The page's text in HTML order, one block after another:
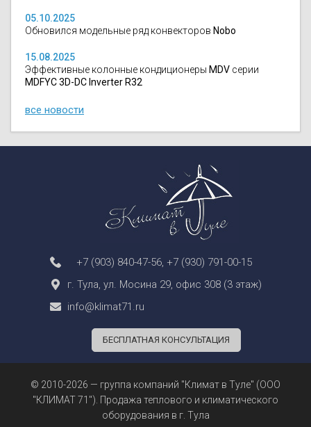
05.10.2025
Обновился модельные ряд конвекторов Nobo
15.08.2025
Эффективные колонные кондиционеры MDV серии
MDFYC 3D-DC Inverter R32
все новости
+7 (903) 840-47-56 +7 (930) 791-00-15
г. Тула, ул. Мосина 29, офис 308 (3 этаж)
info@klimat71.ru
БЕСПЛАТНАЯ КОНСУЛЬТАЦИЯ
© 2010-2026 — группа компаний "Климат в Туле" (ООО
"КЛИМАТ 71"). Продажа теплового и климатического
оборудования в г. Тула